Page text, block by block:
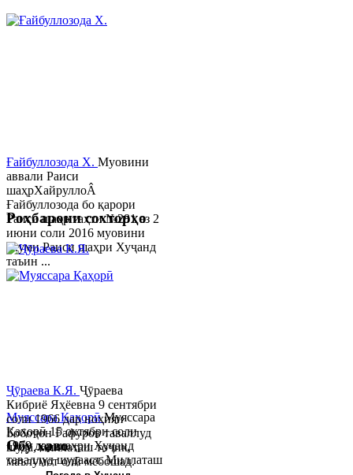
Ғайбуллозода Х. Муовини
аввали Раиси
шаҳрХайруллоÂ
Ғайбуллозода бо қарори
Раиси шаҳр таҳти №281 аз 2
июни соли 2016 муовини
якуми Раиси шаҳри Хуҷанд
таъин ...
Муяссара ҚаҳорӣМуяссара
Қаҳорӣ 15 октябри соли
1979 дар шаҳри Хуҷанд
таваллуд шудааст. Миллаташ
Роҳбарони сохторҳо
Ҷӯраева К.Я. Ҷӯраева
Кибриё Яҳёевна 9 сентябри
соли 1966 дар ноҳияи
Бобоҷон Ғафуров таваллуд
шуда, миллаташ тоҷик,
маълумот олӣ мебошад.
Обу хаво